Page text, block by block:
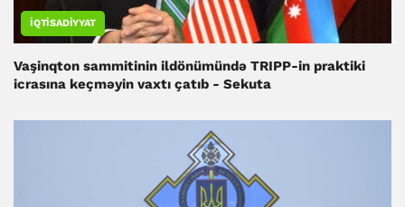
İQTISADIYYAT
Vaşinqton sammitinin ildönümündə TRIPP-in praktiki
icrasına keçməyin vaxtı çatıb - Sekuta